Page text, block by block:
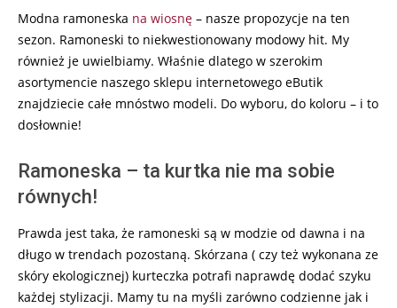
Modna ramoneska na wiosnę – nasze propozycje na ten
sezon. Ramoneski to niekwestionowany modowy hit. My
również je uwielbiamy. Właśnie dlatego w szerokim
asortymencie naszego sklepu internetowego eButik
znajdziecie całe mnóstwo modeli. Do wyboru, do koloru – i to
dosłownie!
Ramoneska – ta kurtka nie ma sobie
równych!
Prawda jest taka, że ramoneski są w modzie od dawna i na
długo w trendach pozostaną. Skórzana ( czy też wykonana ze
skóry ekologicznej) kurteczka potrafi naprawdę dodać szyku
każdej stylizacji. Mamy tu na myśli zarówno codzienne jak i